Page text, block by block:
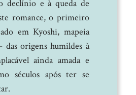
declínio e à queda de
romance, o primeiro
em Kyoshi, mapeia
das origens humildes à
ainda amada e
séculos após ter se